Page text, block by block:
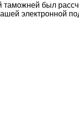
был
электронной